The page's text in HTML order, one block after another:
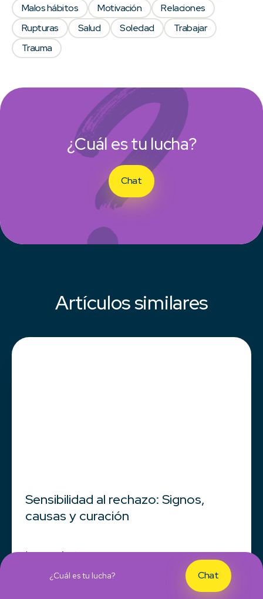
¿Cuál es tu lucha?
Chat
Malos hábitos
Motivación
Relaciones
Rupturas
Salud Soledad
Trabajar
Trauma
Artículos similares
Sensibilidad al rechazo: Signos,
causas y curación
Leer más
¿Cuál es tu lucha? Chat